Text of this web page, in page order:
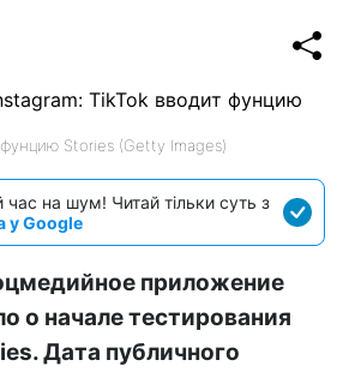
Stories (Getty Images)
час на шум! Читай тільки суть з
у Google
приложение
о начале тестирования
Дата публичного